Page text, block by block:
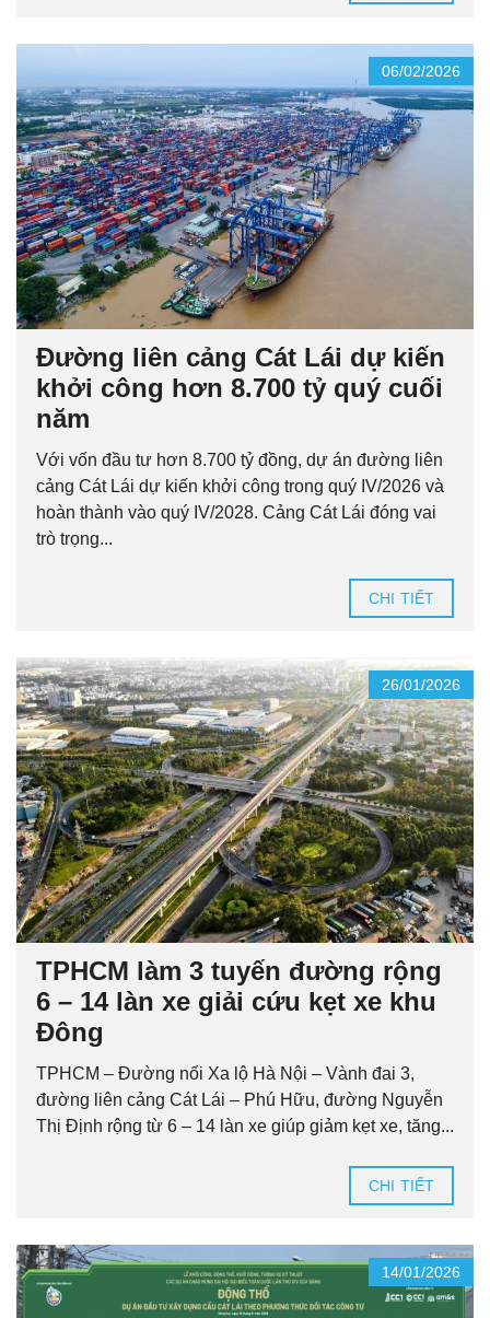
06/02/2026
Đường liên cảng Cát Lái dự kiến
khởi công hơn 8.700 tỷ quý cuối
năm
Với vốn đầu tư hơn 8.700 tỷ đồng, dự án đường liên
cảng Cát Lái dự kiến khởi công trong quý IV/2026 và
hoàn thành vào quý IV/2028. Cảng Cát Lái đóng vai
trò trọng...
CHI TIẾT
26/01/2026
TPHCM làm 3 tuyến đường rộng
6 – 14 làn xe giải cứu kẹt xe khu
Đông
TPHCM – Đường nối Xa lộ Hà Nội – Vành đai 3,
đường liên cảng Cát Lái – Phú Hữu, đường Nguyễn
Thị Định rộng từ 6 – 14 làn xe giúp giảm kẹt xe, tăng...
CHI TIẾT
14/01/2026